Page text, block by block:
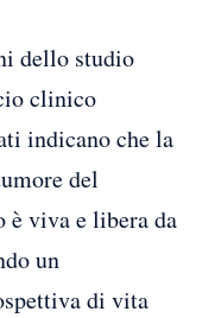
dello studio
clinico
indicano che la
del
è viva e libera da
un
di vita